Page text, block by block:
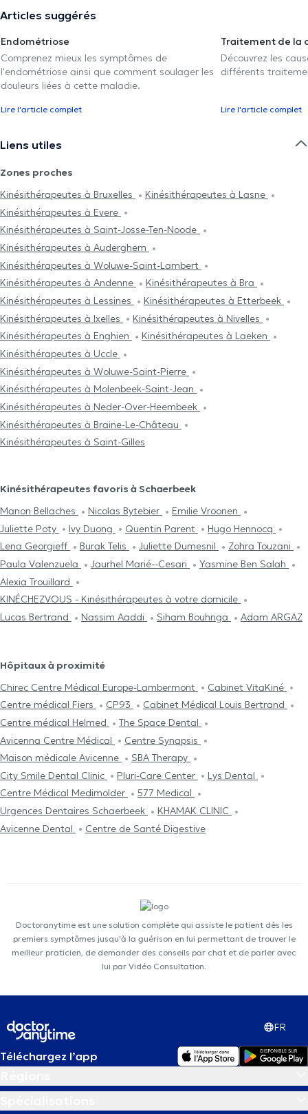
Articles suggérés
Endométriose
Comprenez mieux les symptômes de
l'endométriose ainsi que comment soulager les
douleurs liées à cette maladie.
Lire l'article complet
Traitement de la
Découvrez les
différents
Lire l'article complet
Liens utiles
Zones proches
Kinésithérapeutes à Bruxelles
Kinésithérapeutes à Lasne
Kinésithérapeutes à Evere
Kinésithérapeutes à Saint-Josse-Ten-Noode
Kinésithérapeutes à Auderghem
Kinésithérapeutes à Woluwe-Saint-Lambert
Kinésithérapeutes à Andenne
Kinésithérapeutes à Bra
Kinésithérapeutes à Lessines
Kinésithérapeutes à Etterbeek
Kinésithérapeutes à Ixelles
Kinésithérapeutes à Nivelles
Kinésithérapeutes à Enghien
Kinésithérapeutes à Laeken
Kinésithérapeutes à Uccle
Kinésithérapeutes à Woluwe-Saint-Pierre
Kinésithérapeutes à Molenbeek-Saint-Jean
Kinésithérapeutes à Neder-Over-Heembeek
Kinésithérapeutes à Braine-Le-Château
Kinésithérapeutes à Saint-Gilles
Kinésithérapeutes favoris à Schaerbeek
Manon Bellaches
Nicolas Bytebier
Emilie Vroonen
Juliette Poty
Ivy Duong Quentin Parent
Hugo Hennocq
Lena Georgieff
Burak Telis Juliette Dumesnil
Zohra Touzani
Paula Valenzuela
Jaurhel Marié--Cesari
Yasmine Ben Salah
Alexia Trouillard
KINÉCHEZVOUS - Kinésithérapeutes à votre domicile
Lucas Bertrand
Nassim Aaddi Siham Bouhriga Adam ARGAZ
Hôpitaux à proximité
Chirec Centre Médical Europe-Lambermont
Cabinet VitaKiné
Centre médical Fiers
CP93
Cabinet Médical Louis Bertrand
Centre médical Helmed
The Space Dental
Avicenna Centre Médical
Centre Synapsis
Maison médicale Avicenne
SBA Therapy
City Smile Dental Clinic
Pluri-Care Center
Lys Dental
Centre Médical Medimolder
577 Medical
Urgences Dentaires Schaerbeek
KHAMAK CLINIC
Avicenne Dental
Centre de Santé Digestive
Doctoranytime est une solution complète qui assiste le patient dès les
premiers symptômes jusqu'à la guérison en lui permettant de trouver le
meilleur praticien, de demander des conseils par chat et de parler avec
lui par Vidéo Consultation.
FR
Téléchargez l’app